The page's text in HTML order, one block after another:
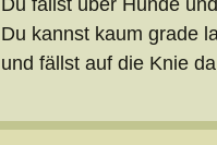
Du kannst kaum grade
und fällst auf die Knie